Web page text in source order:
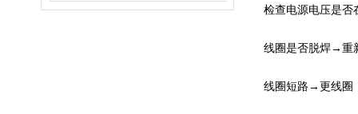
检查电源电压是
线圈是否脱焊→重
线圈短路→更线圈